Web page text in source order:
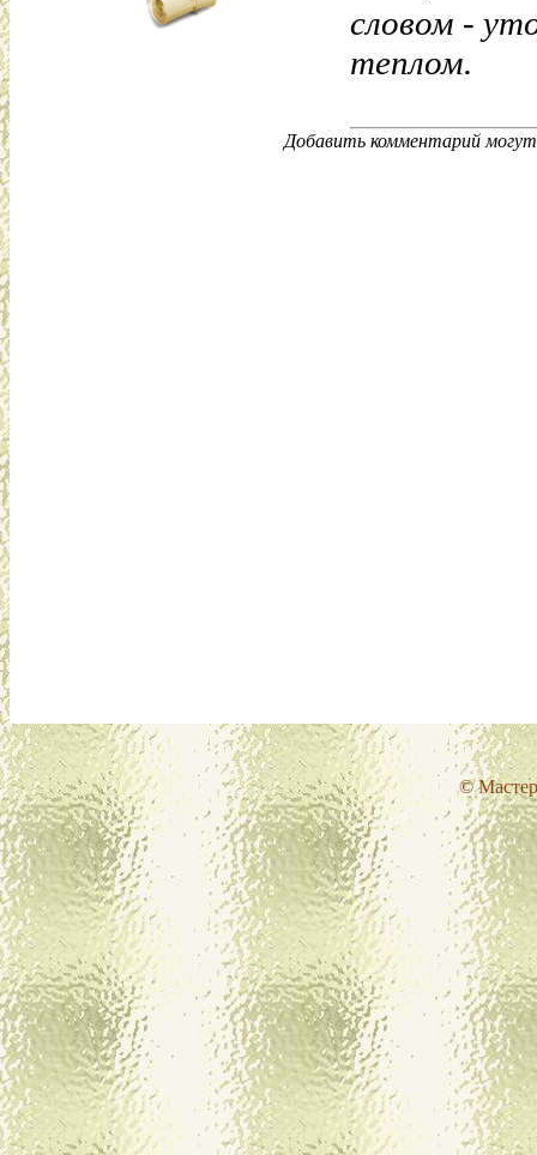
словом -
теплом.
Добавить комментарий
©